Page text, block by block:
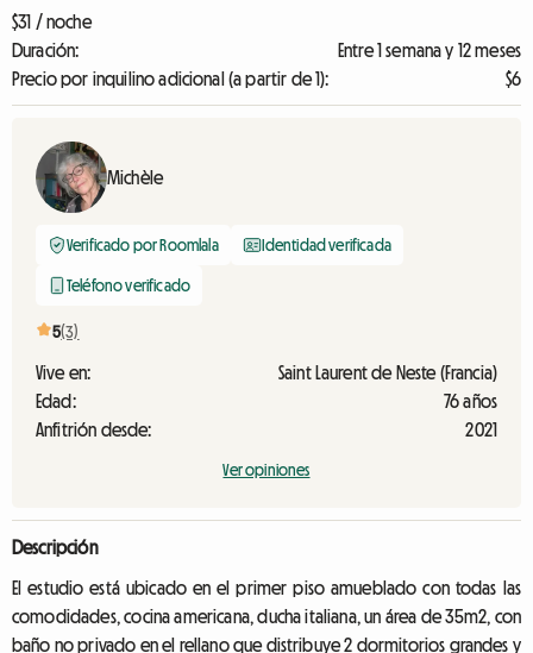
$31 / noche
Duración:
Entre 1 semana y 12 meses
Precio por inquilino adicional (a partir de 1):
$6
Michèle
Verificado por Roomlala Identidad verificada
Teléfono verificado
5(3)
Vive en:
Saint Laurent de Neste (Francia)
Edad:
76 años
Anfitrión desde:
2021
Ver opiniones
Descripción
El estudio está ubicado en el primer piso amueblado con todas las
comodidades, cocina americana, ducha italiana, un área de 35m2, con
baño no privado en el rellano que distribuye 2 dormitorios grandes y